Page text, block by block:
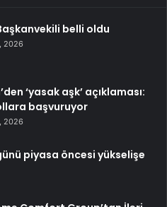
belli oldu
2026
‘yasak aşk’ açıklaması:
başvuruyor
2026
piyasa öncesi yükselişe